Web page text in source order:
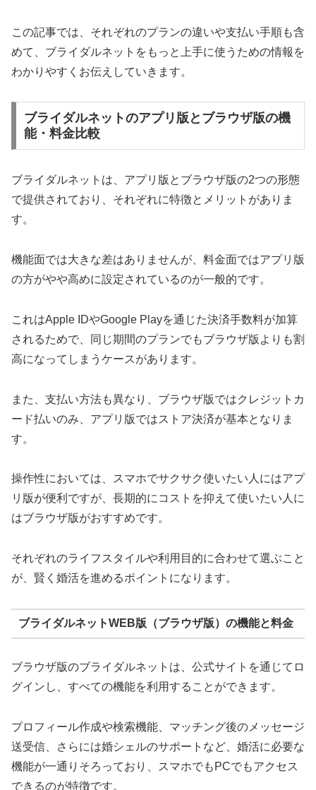
この記事では、それぞれのプランの違いや支払い手順も含
めて、ブライダルネットをもっと上手に使うための情報を
わかりやすくお伝えしていきます。
ブライダルネットのアプリ版とブラウザ版の機
能・料金比較
ブライダルネットは、アプリ版とブラウザ版の2つの形態
で提供されており、それぞれに特徴とメリットがありま
す。
機能面では大きな差はありませんが、料金面ではアプリ版
の方がやや高めに設定されているのが一般的です。
これはApple IDやGoogle Playを通じた決済手数料が加算
されるためで、同じ期間のプランでもブラウザ版よりも割
高になってしまうケースがあります。
また、支払い方法も異なり、ブラウザ版ではクレジットカ
ード払いのみ、アプリ版ではストア決済が基本となりま
す。
操作性においては、スマホでサクサク使いたい人にはアプ
リ版が便利ですが、長期的にコストを抑えて使いたい人に
はブラウザ版がおすすめです。
それぞれのライフスタイルや利用目的に合わせて選ぶこと
が、賢く婚活を進めるポイントになります。
ブライダルネットWEB版（ブラウザ版）の機能と料金
ブラウザ版のブライダルネットは、公式サイトを通じてロ
グインし、すべての機能を利用することができます。
プロフィール作成や検索機能、マッチング後のメッセージ
送受信、さらには婚シェルのサポートなど、婚活に必要な
機能が一通りそろっており、スマホでもPCでもアクセス
できるのが特徴です。